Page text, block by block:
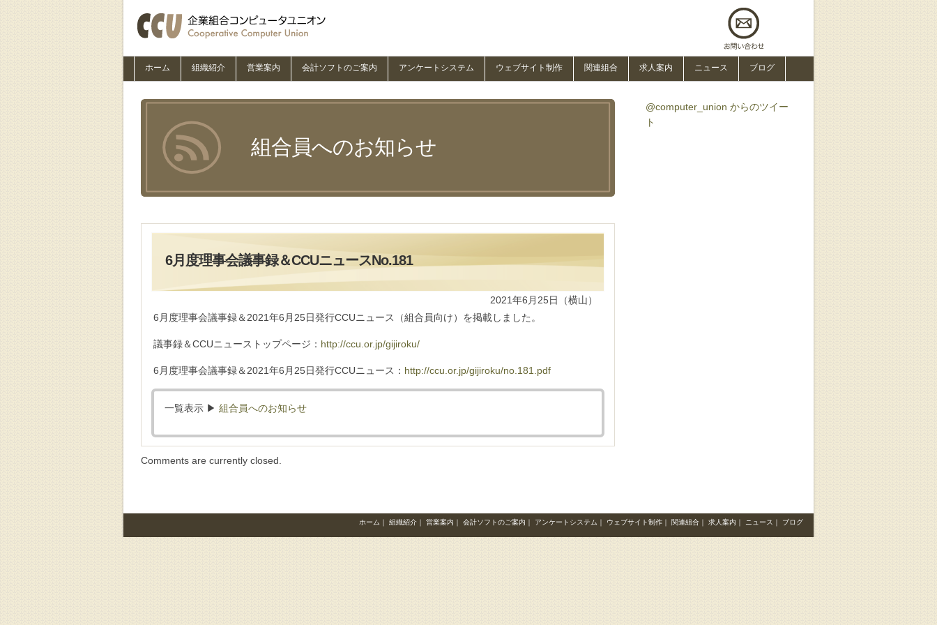
ホーム 組織紹介 営業案内 会計ソフトのご案内 アンケートシステム ウェブサイト制作 関連組合 求人案内 ニュース ブログ
組合員へのお知らせ
6月度理事会議事録＆CCUニュースNo.181
2021年6月25日（横山）
6月度理事会議事録＆2021年6月25日発行CCUニュース（組合員向け）を掲載しました。
議事録＆CCUニューストップページ： http://ccu.or.jp/gijiroku/
6月度理事会議事録＆2021年6月25日発行CCUニュース： http://ccu.or.jp/gijiroku/no.181.pdf
一覧表示 ▶︎ 組合員へのお知らせ
Comments are currently closed.
@computer_union からのツイー
ト
ホーム ｜ 組織紹介 ｜ 営業案内 ｜ 会計ソフトのご案内 ｜ アンケートシステム ｜ ウェブサイト制作 ｜ 関連組合 ｜ 求人案内 ｜ ニュース ｜ ブログ